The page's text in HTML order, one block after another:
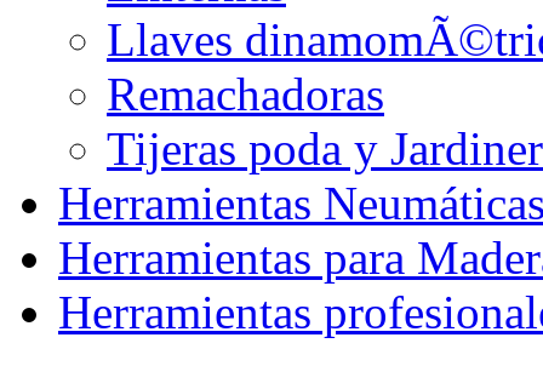
Llaves
Remachadoras
Tijeras poda y
Herramientas
Herramientas para
Herramientas